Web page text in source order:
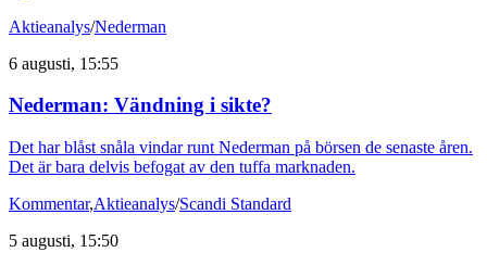
Aktieanalys/Nederman
6 augusti, 15:55
Nederman: Vändning i sikte?
Det har blåst snåla vindar runt Nederman på börsen de senaste åren.
Det är bara delvis befogat av den tuffa marknaden.
Kommentar,Aktieanalys/Scandi Standard
5 augusti, 15:50